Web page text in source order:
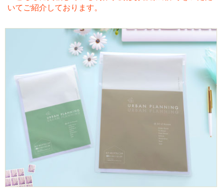
いてご紹介しております。